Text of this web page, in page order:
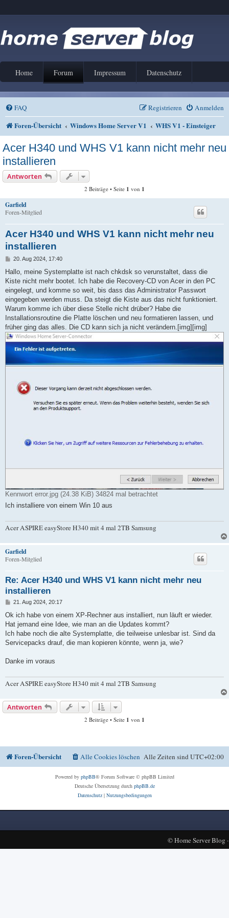
Home Forum Impressum Datenschutz
FAQ Anmelden
Registrieren
Foren-Übersicht Windows Home Server V1 WHS V1 - Einsteiger
Acer H340 und WHS V1 kann nicht mehr neu
installieren
Antworten
2 Beiträge • Seite 1 von 1
Garfield
Foren-Mitglied
Acer H340 und WHS V1 kann nicht mehr neu
installieren
B
i
r
a
20. Aug 2024, 17:40
Hallo, meine Systemplatte ist nach chkdsk so verunstaltet, dass die
Kiste nicht mehr bootet. Ich habe die Recovery-CD von Acer in den PC
eingelegt, und komme so weit, bis dass das Administrator Passwort
eingegeben werden muss. Da steigt die Kiste aus das nicht funktioniert.
Warum komme ich über diese Stelle nicht drüber? Habe die
Installationsroutine die Platte löschen und neu formatieren lassen, und
früher ging das alles. Die CD kann sich ja nicht verändern.[img][img]
Kennwort error.jpg (24.38 KiB) 34824 mal betrachtet
Ich installiere von einem Win 10 aus
Acer ASPIRE easyStore H340 mit 4 mal 2TB Samsung
Garfield
Foren-Mitglied
Re: Acer H340 und WHS V1 kann nicht mehr neu
installieren
B
i
r
a
21. Aug 2024, 20:17
Ok ich habe von einem XP-Rechner aus installiert, nun läuft er wieder.
Hat jemand eine Idee, wie man an die Updates kommt?
Ich habe noch die alte Systemplatte, die teilweise unlesbar ist. Sind da
Servicepacks drauf, die man kopieren könnte, wenn ja, wie?
Danke im voraus
Acer ASPIRE easyStore H340 mit 4 mal 2TB Samsung
Antworten
2 Beiträge • Seite 1 von 1
Foren-Übersicht Alle Zeiten sindUTC+02:00
Alle Cookies löschen
Powered by phpBB® Forum Software © phpBB Limited
Deutsche Übersetzung durch phpBB.de
Datenschutz| Nutzungsbedingungen
©Home Server Blog